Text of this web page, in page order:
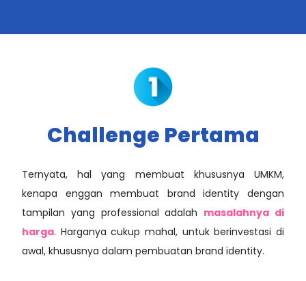
Challenge Pertama
Ternyata, hal yang membuat khususnya UMKM,
kenapa enggan membuat brand identity dengan
tampilan yang professional adalah masalahnya di
harga. Harganya cukup mahal, untuk berinvestasi di
awal, khususnya dalam pembuatan brand identity.